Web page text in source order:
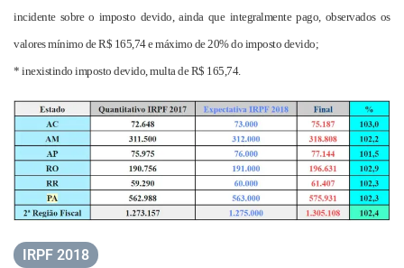
incidente sobre o imposto devido, ainda que integralmente pago, observados os
valores mínimo de R$ 165,74 e máximo de 20% do imposto devido;
* inexistindo imposto devido, multa de R$ 165,74.
IRPF 2018